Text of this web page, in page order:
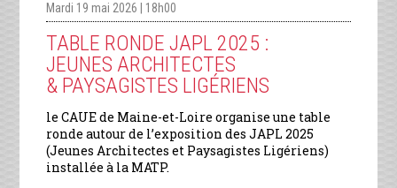
Mardi 19 mai 2026 | 18h00
TABLE RONDE JAPL 2025 :
JEUNES ARCHITECTES
& PAYSAGISTES LIGÉRIENS
le CAUE de Maine-et-Loire organise une table
ronde autour de l’exposition des JAPL 2025
(Jeunes Architectes et Paysagistes Ligériens)
installée à la MATP.